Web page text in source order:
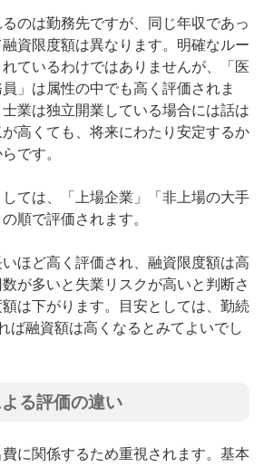
のは勤務先ですが、同じ年収であっ
資限度額は異なります。明確なルー
ているわけではありませんが、「医
」は属性の中でも高く評価されま
業は独立開業している場合には話は
高くても、将来にわたり安定するか
です。
ては、「上場企業」「非上場の大手
順で評価されます。
ほど高く評価され、融資限度額は高
が多いと失業リスクが高いと判断さ
は下がります。目安としては、勤続
ば融資額は高くなるとみてよいでし
る評価の違い
に関係するため重視されます。基本